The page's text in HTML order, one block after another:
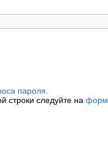
пароля.
строки следуйте на